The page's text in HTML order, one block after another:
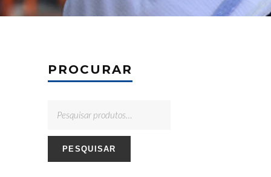
PROCURAR
PESQUISAR